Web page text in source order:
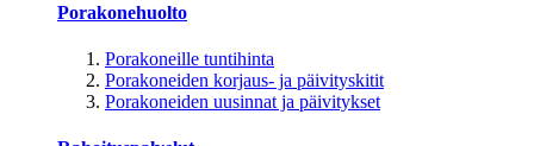
Porakonehuolto
Porakoneille tuntihinta
Porakoneiden korjaus- ja päivityskitit
Porakoneiden uusinnat ja päivitykset